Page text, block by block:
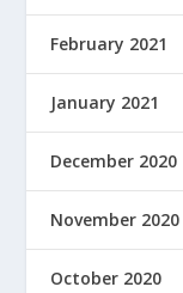
February 2021
January 2021
December 2020
November 2020
October 2020